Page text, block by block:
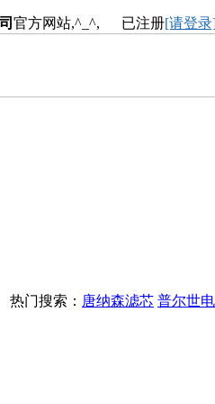
官方网站,^_^, 已注册[请登
热门搜索： 唐纳森滤芯 普尔世